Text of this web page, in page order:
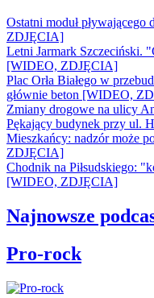
Ostatni moduł
ZDJĘCIA]
Letni Jarmark Szczeciński.
[WIDEO, ZDJĘCIA]
Plac Orła Białego w
głównie beton [WIDEO,
Zmiany drogowe na ulicy
Pękający budynek przy ul.
Mieszkańcy: nadzór może
ZDJĘCIA]
Chodnik na Piłsudskiego:
[WIDEO, ZDJĘCIA]
Najnowsze
Pro-rock